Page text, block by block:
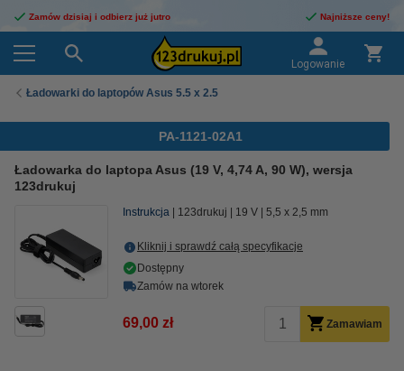
Zamów dzisiaj i odbierz już jutro Najniższe ceny!
Logowanie
Ładowarki do laptopów Asus 5.5 x 2.5
PA-1121-02A1
Ładowarka do laptopa Asus (19 V, 4,74 A, 90 W), wersja
123drukuj
Instrukcja 123drukuj 19 V 5,5 x 2,5 mm
Kliknij i sprawdź całą specyfikacje
Dostępny
Zamów na wtorek
69,00 zł Zamawiam